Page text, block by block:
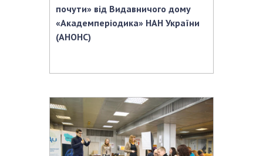
почути» від Видавничого дому
«Академперіодика» НАН України
(АНОНС)